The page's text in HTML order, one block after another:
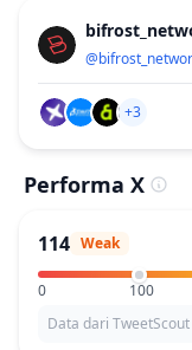
@
+3
Performa X
114 Weak
0 100
Data dari TweetScout